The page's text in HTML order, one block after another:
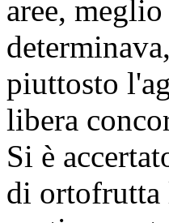
aree,
piuttosto
libera
Si è
di ortofrutta